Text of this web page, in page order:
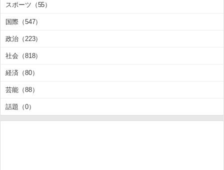
スポーツ（55）
国際（547）
政治（223）
社会（818）
経済（80）
芸能（88）
話題（0）